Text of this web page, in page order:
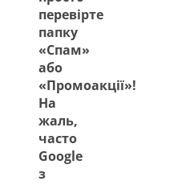
перевірте
папку
«Спам»
або
«Промоакції»!
На
жаль,
часто
Google
з